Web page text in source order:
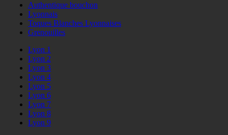
Authentique bouchon
Lyonnais
Toques Blanches Lyonnaises
Grenouilles
Lyon 1
Lyon 2
Lyon 3
Lyon 4
Lyon 5
Lyon 6
Lyon 7
Lyon 8
Lyon 9